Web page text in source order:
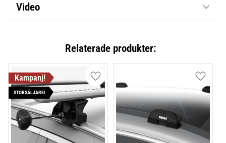
Video
Relaterade produkter:
STORSÄLJARE!
Lägg till i favoriter Lägg